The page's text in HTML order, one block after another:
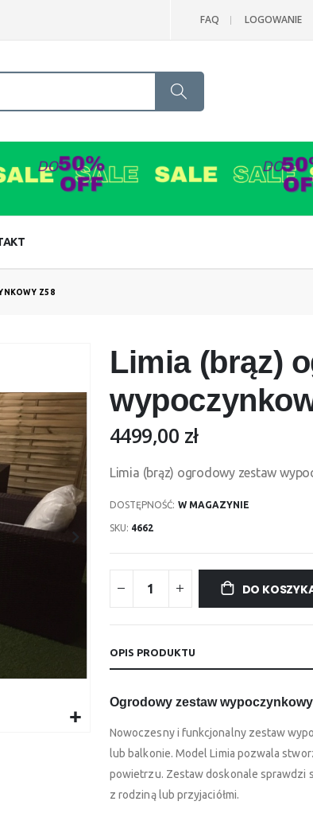
FAQ LOGOWANIE
Z58
Limia (brąz)
4499,00 zł
Limia (brąz) ogrodowy zestaw
DOSTĘPNOŚĆ: W MAGAZYNIE
SKU 4662
DO
OPIS PRODUKTU
Ogrodowy zestaw
Nowoczesny i funkcjonalny zestaw
lub balkonie. Model Limia pozwala
powietrzu. Zestaw doskonale sprawdzi
z rodziną lub przyjaciółmi.